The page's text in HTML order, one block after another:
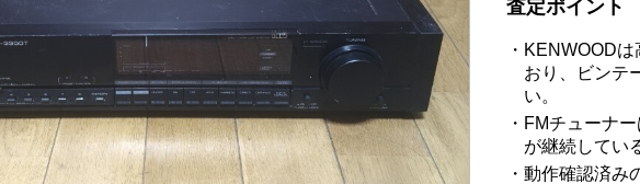
査定ポイント
KENWOOD
おり、ビンテ
い。
FMチューナ
が継続してい
動作確認済み